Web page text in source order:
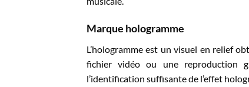
Marque hologramme
L’hologramme est un visuel en relief
fichier vidéo ou une reproduction
l’identification suffisante de l’effet